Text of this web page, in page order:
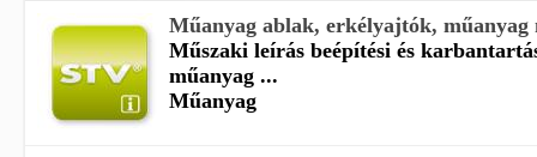
Műanyag ablak, erkélyajtók, műanyag
Műszaki leírás beépítési és
műanyag ...
Műanyag